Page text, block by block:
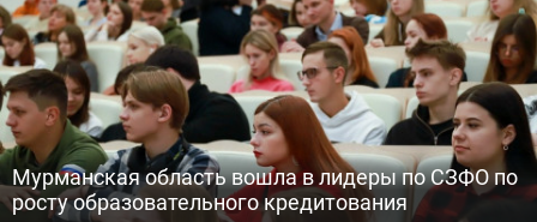
Мурманская область вошла в лидеры по СЗФО по
росту образовательного кредитования